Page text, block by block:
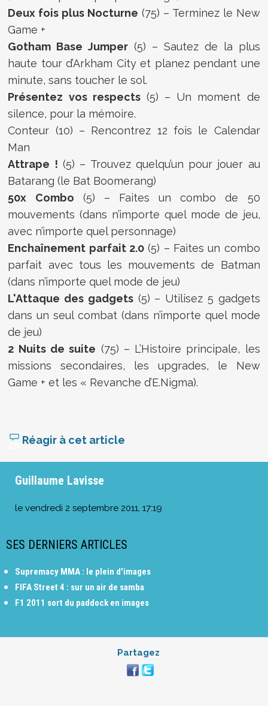
Deux fois plus Nocturne (75) – Terminez le New
Game +
Gotham Base Jumper (5) – Sautez de la plus
haute tour d’Arkham City et planez pendant une
minute, sans toucher le sol.
Présentez vos respects(5) – Un moment de
silence, pour la mémoire.
Conteur (10) – Rencontrez 12 fois le Calendar
Man
Attrape ! (5) – Trouvez quelqu’un pour jouer au
Batarang (le Bat Boomerang)
50x Combo (5) – Faites un combo de 50
mouvements (dans n’importe quel mode de jeu,
avec n’importe quel personnage)
Enchaînement parfait 2.0 (5) – Faites un combo
parfait avec tous les mouvements de Batman
(dans n’importe quel mode de jeu)
L'Attaque des gadgets(5) – Utilisez 5 gadgets
dans un seul combat (dans n’importe quel mode
de jeu)
2 Nuits de suite (75) – L’Histoire principale, les
missions secondaires, les upgrades, le New
Game + et les « Revanche d’E.Nigma).
Réagir à cet article
Guillaume Lavisse
le vendredi 2 septembre 2011, 17:19
SES DERNIERS ARTICLES
Supremacy MMA : le plein d'images
FIFA Street 4 : sur un air de samba
F1 2011 sort du paddock en images
Partagez